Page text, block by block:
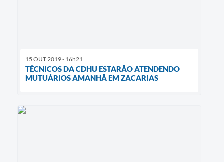
15 OUT 2019 - 16h21
TÉCNICOS DA CDHU ESTARÃO ATENDENDO
MUTUÁRIOS AMANHÃ EM ZACARIAS